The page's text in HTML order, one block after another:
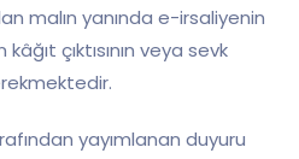
malın yanında e-irsaliyenin
çıktısının veya sevk
afından yayımlanan duyuru